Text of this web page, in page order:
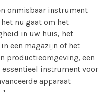
onmisbaar instrument
nu gaat om het
in uw huis, het
een magazijn of het
productieomgeving, een
instrument voor
apparaat